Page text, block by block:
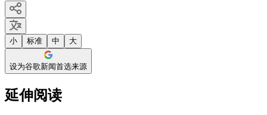
小 标准 中 大
设为谷歌新闻首选来源
延伸阅读